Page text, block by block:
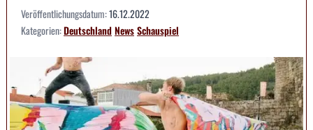
Veröffentlichungsdatum:16.12.2022
Kategorien:DeutschlandNewsSchauspiel